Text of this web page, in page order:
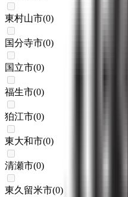
東村山市(0)
国分寺市(0)
国立市(0)
福生市(0)
狛江市(0)
東大和市(0)
清瀬市(0)
東久留米市(0)